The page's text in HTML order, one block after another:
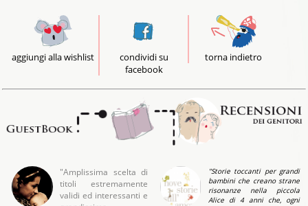
aggiungi alla wishlist
condividi su
facebook
torna indietro
"Amplissima scelta di
titoli estremamente
validi ed interessanti e
"Storie toccanti per grandi
bambini che creano strane
risonanze nella piccola
Alice di 4 anni che, ogni